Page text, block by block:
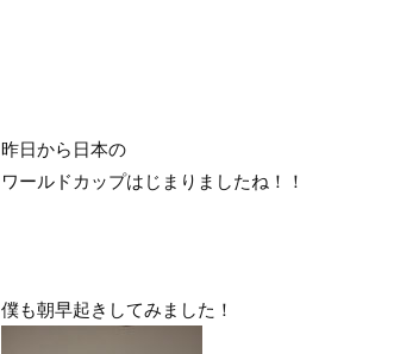
昨日から日本の
ワールドカップはじまりましたね！！
僕も朝早起きしてみました！